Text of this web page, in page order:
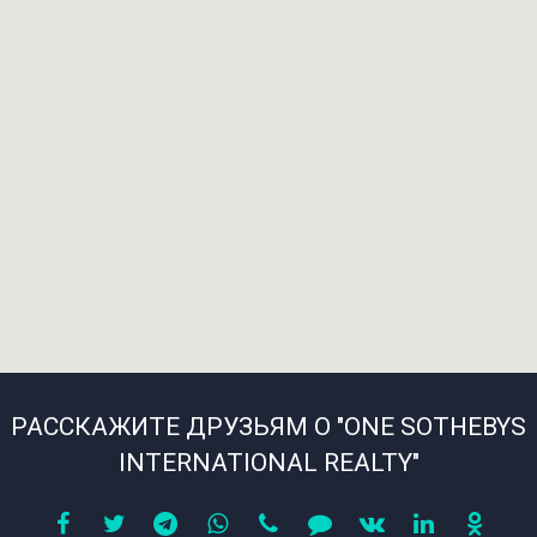
РАССКАЖИТЕ ДРУЗЬЯМ О "ONE SOTHEBYS
INTERNATIONAL REALTY"